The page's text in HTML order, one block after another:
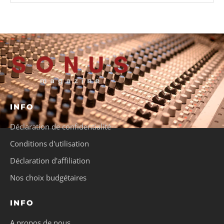
INFO
Déclaration de confidentialité
Conditions d'utilisation
Déclaration d'affiliation
Nos choix budgétaires
INFO